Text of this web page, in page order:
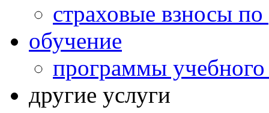
страховые взносы
обучение
программы учебного
другие услуги